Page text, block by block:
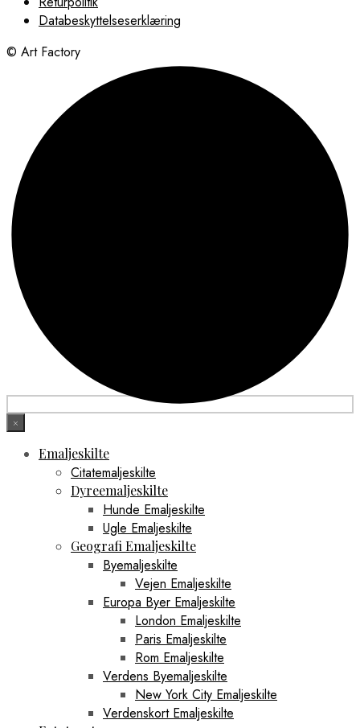
Databeskyttelseserklæring
© Art Factory
×
Emaljeskilte
Citatemaljeskilte
Dyreemaljeskilte
Hunde Emaljeskilte
Ugle Emaljeskilte
Geografi Emaljeskilte
Byemaljeskilte
Vejen Emaljeskilte
Europa Byer Emaljeskilte
London Emaljeskilte
Paris Emaljeskilte
Rom Emaljeskilte
Verdens Byemaljeskilte
New York City Emaljeskilte
Verdenskort Emaljeskilte